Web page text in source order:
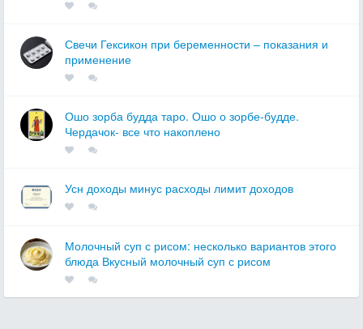
Свечи Гексикон при беременности – показания и
применение
Ошо зорба будда таро. Ошо о зорбе-будде.
Чердачок- все что накоплено
Усн доходы минус расходы лимит доходов
Молочный суп с рисом: несколько вариантов этого
блюда Вкусный молочный суп с рисом